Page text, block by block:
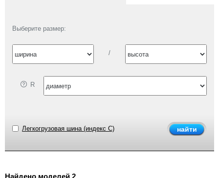
Выберите размер:
/
R
Легкогрузовая шина (индекс C)
Найдено моделей 2